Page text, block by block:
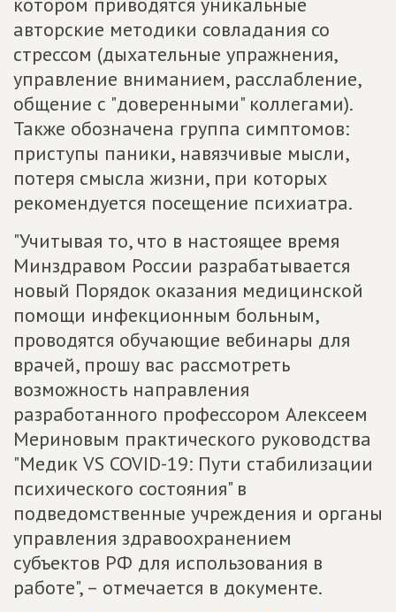
авторские методики совладания со
стрессом (дыхательные упражнения,
управление вниманием, расслабление,
общение с "доверенными" коллегами).
Также обозначена группа симптомов:
приступы паники, навязчивые мысли,
потеря смысла жизни, при которых
рекомендуется посещение психиатра.
"Учитывая то, что в настоящее время
Минздравом России разрабатывается
новый Порядок оказания медицинской
помощи инфекционным больным,
проводятся обучающие вебинары для
врачей, прошу вас рассмотреть
возможность направления
разработанного профессором Алексеем
Мериновым практического руководства
"Медик VS COVID-19: Пути стабилизации
психического состояния" в
подведомственные учреждения и органы
управления здравоохранением
субъектов РФ для использования в
работе", – отмечается в документе.